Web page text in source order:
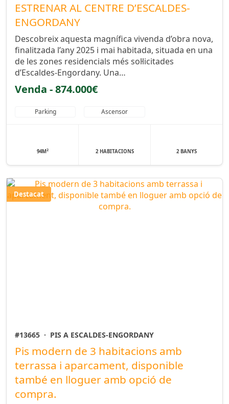
ESTRENAR AL CENTRE D’ESCALDES-
ENGORDANY
Descobreix aquesta magnífica vivenda d’obra nova,
finalitzada l’any 2025 i mai habitada, situada en una
de les zones residencials més sol·licitades
d’Escaldes-Engordany. Una…
Venda - 874.000€
Parking Ascensor
94M2 2 HABITACIONS 2 BANYS
Destacat
#13665 · PIS A ESCALDES-ENGORDANY
Pis modern de 3 habitacions amb
terrassa i aparcament, disponible
també en lloguer amb opció de
compra.